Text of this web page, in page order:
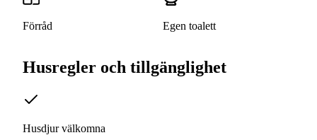
Förråd Egen toalett
Husregler och tillgänglighet
Husdjur välkomna